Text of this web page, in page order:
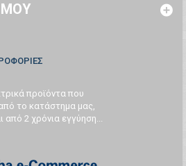
ΜΟΥ
προϊόντα που
το κατάστημα μας,
από 2 χρόνια εγγύηση...